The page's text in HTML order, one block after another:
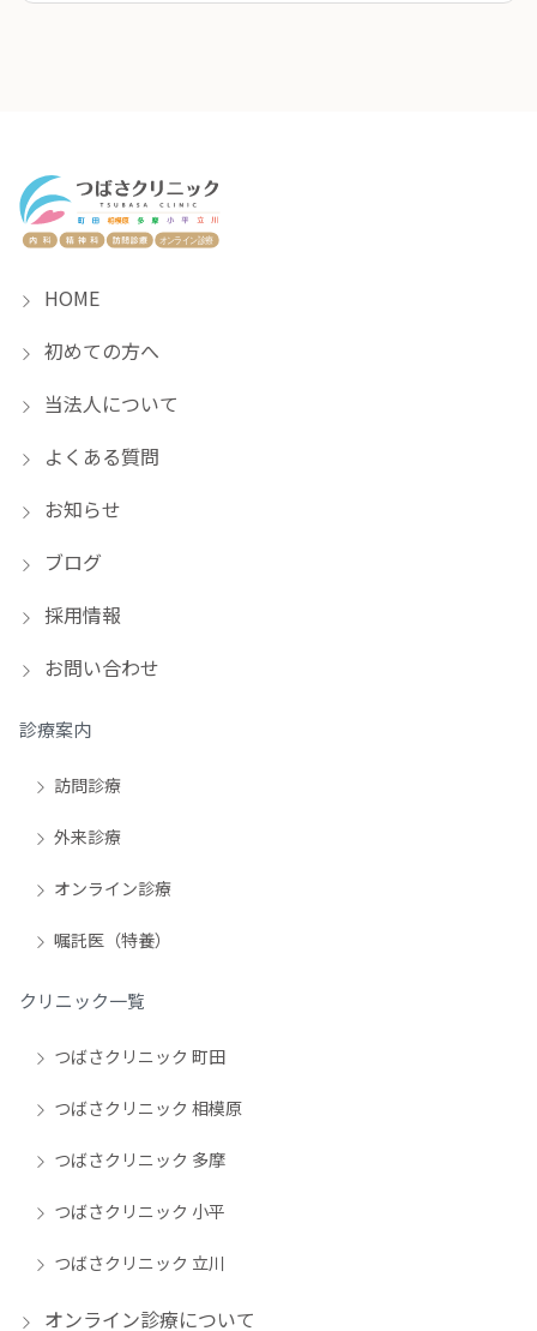
HOME
初めての方へ
当法人について
よくある質問
お知らせ
ブログ
採用情報
お問い合わせ
診療案内
訪問診療
外来診療
オンライン診療
嘱託医（特養）
クリニック一覧
つばさクリニック 町田
つばさクリニック 相模原
つばさクリニック 多摩
つばさクリニック 小平
つばさクリニック 立川
オンライン診療について